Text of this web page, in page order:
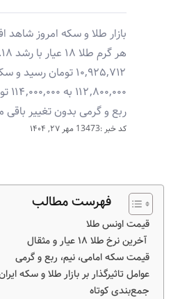
بازار طلا و سکه امروز
۱۰,۹۲۵,۷۱۲ تومان رسید
ربع و گرمی بدون تغییر باقی
کد خبر :13473 مهر ۲۷, ۱۴۰۴
فهرست مطالب
قیمت اونس طلا
آخرین نرخ طلا ۱۸ عیار و مثقال
قیمت سکه امامی، نیم، ربع و گرمی
عوامل تاثیرگذار بر بازار طلا و سکه
جمع‌بندی کوتاه